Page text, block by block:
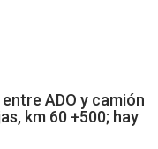
ADO y camión
km 60 +500; hay